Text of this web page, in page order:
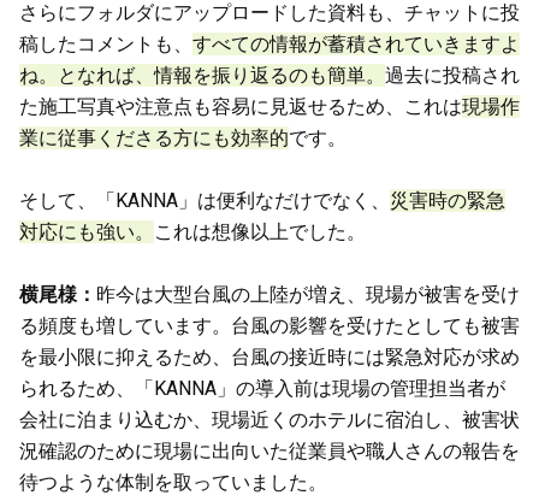
さらにフォルダにアップロードした資料も、チャットに投
稿したコメントも、 すべての情報が蓄積されていきますよ
ね。となれば、情報を振り返るのも簡単。 過去に投稿され
た施工写真や注意点も容易に見返せるため、これは現場作
業に従事くださる方にも効率的です。
そして、「KANNA」は便利なだけでなく、 災害時の緊急
対応にも強い。
これは想像以上でした。
横尾様： 昨今は大型台風の上陸が増え、現場が被害を受け
る頻度も増しています。台風の影響を受けたとしても被害
を最小限に抑えるため、台風の接近時には緊急対応が求め
られるため、「KANNA」の導入前は現場の管理担当者が
会社に泊まり込むか、現場近くのホテルに宿泊し、被害状
況確認のために現場に出向いた従業員や職人さんの報告を
待つような体制を取っていました。